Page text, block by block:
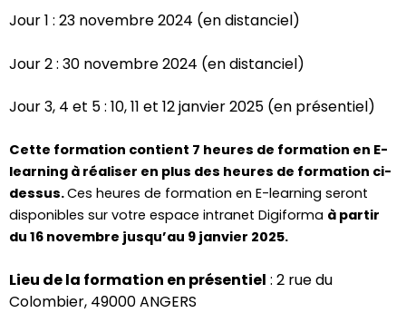
Jour 1 : 23 novembre 2024 (en distanciel)
Jour 2 : 30 novembre 2024 (en distanciel)
Jour 3, 4 et 5 : 10, 11 et 12 janvier 2025 (en présentiel)
Cette formation contient 7 heures de formation en E-
learning à réaliser en plus des heures de formation ci-
dessus.Ces heures de formation en E-learning seront
disponibles sur votre espace intranet Digiforma à partir
du 16 novembre jusqu’au 9 janvier 2025.
Lieu de la formation en présentiel : 2 rue du
Colombier, 49000 ANGERS